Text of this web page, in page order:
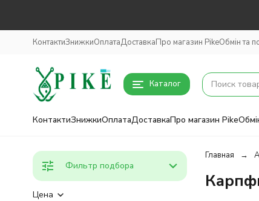
КонтактиЗнижкиОплатаДоставкаПро магазин PikeОбмін та
Каталог
КонтактиЗнижкиОплатаДоставкаПро магазин Pike
Главная
Фильтр подбора
Цена